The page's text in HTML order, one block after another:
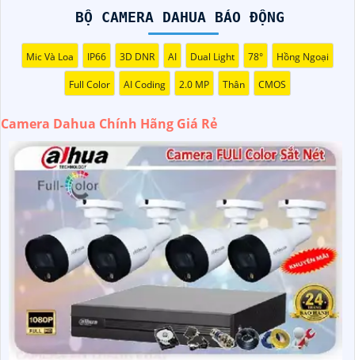
Nếu bạn muốn tìm camera Dahua giá rẻ, bạn có thể tham
khảo trên các website thương mại điện tử hoặc tại các cửa
hàng điện tử.
Hy vọng rằng những thông tin trên sẽ giúp bạn chọn lựa
được Camera Dahua chính hãng, giá rẻ và chất lượng. Nếu
ngại để lại Cung cấp cho công trình biết.
BỘ CAMERA DAHUA BÁO ĐỘNG
Mic Và Loa IP66 3D DNR AI Dual Light 78° Hồng Ngoại
Full Color AI Coding 2.0 MP Thân CMOS
Camera Dahua Chính Hãng Giá Rẻ